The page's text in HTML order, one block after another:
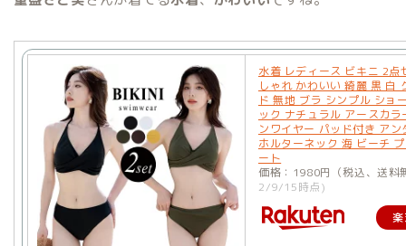
水着 レディース ビキニ 2点
しゃれ かわいい 綺麗 黒 白
ド 無地 ブラ シンプル ショ
ック ナチュラル アースカラ
ンワイヤー パッド付き アン
ホルターネック 海 ビーチ
ート
価格：1980円（税込、送
2/9/15時点)